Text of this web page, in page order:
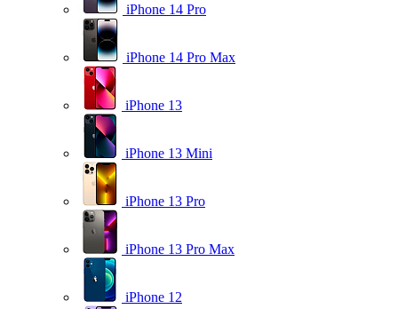
iPhone 14 Pro
iPhone 14 Pro Max
iPhone 13
iPhone 13 Mini
iPhone 13 Pro
iPhone 13 Pro Max
iPhone 12